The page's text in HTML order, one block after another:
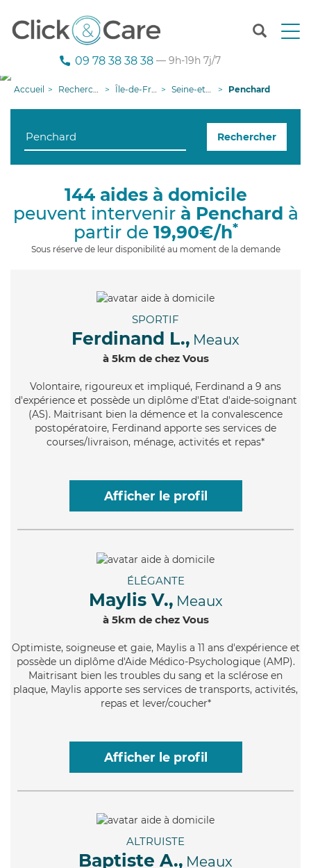
T
n
g
i
09 78 38 38 38 — 9h-19h 7j/7
Accueil Recherche aide à domicile Île-de-France Seine-et-Marne Penchard
Rechercher
144 aides à domicile
peuvent intervenir à Penchard à
partir de 19,90€/h*
Sous réserve de leur disponibilité au moment de la demande
SPORTIF
Ferdinand L., Meaux
à 5km de chez Vous
Volontaire, rigoureux et impliqué, Ferdinand a 9 ans
d'expérience et possède un diplôme d'Etat d'aide-soignant
(AS). Maitrisant bien la démence et la convalescence
postopératoire, Ferdinand apporte ses services de
courses/livraison, ménage, activités et repas*
Afficher le profil
ÉLÉGANTE
Maylis V., Meaux
à 5km de chez Vous
Optimiste, soigneuse et gaie, Maylis a 11 ans d'expérience et
possède un diplôme d'Aide Médico-Psychologique (AMP).
Maitrisant bien les troubles du sang et la sclérose en
plaque, Maylis apporte ses services de transports, activités,
repas et lever/coucher*
Afficher le profil
ALTRUISTE
Baptiste A., Meaux